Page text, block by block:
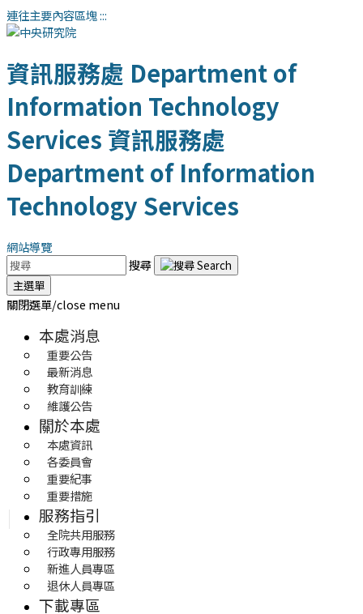
連往主要內容區塊:::
資訊服務處 Department of
Information Technology
Services 資訊服務處
Department of Information
Technology Services
網站導覽
搜尋
主選單
關閉選單/close menu
本處消息
重要公告
最新消息
教育訓練
維護公告
關於本處
本處資訊
各委員會
重要紀事
重要措施
服務指引
全院共用服務
行政專用服務
新進人員專區
退休人員專區
下載專區